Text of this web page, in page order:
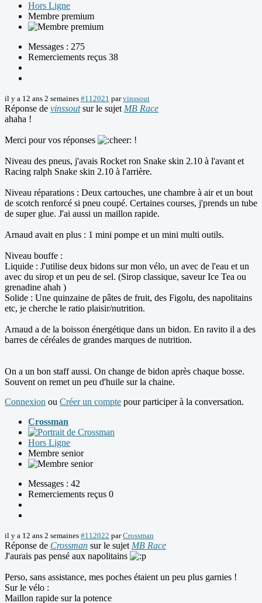
Hors Ligne
Membre premium
Messages : 275
Remerciements reçus 38
il y a 12 ans 2 semaines #112021 parvinssout
Réponse de vinssoutsur le sujet MB Race
ahaha !
Merci pour vos réponses !
Niveau des pneus, j'avais Rocket ron Snake skin 2.10 à l'avant et
Racing ralph Snake skin 2.10 à l'arrière.
Niveau réparations : Deux cartouches, une chambre à air et un bout
de scotch renforcé si pneu coupé. Certaines courses, j'prends un tube
de super glue. J'ai aussi un maillon rapide.
Arnaud avait en plus : 1 mini pompe et un mini multi outils.
Niveau bouffe :
Liquide : J'utilise deux bidons sur mon vélo, un avec de l'eau et un
avec du sirop et un peu de sel. (Sirop classique, saveur Ice Tea ou
grenadine ahah )
Solide : Une quinzaine de pâtes de fruit, des Figolu, des napolitains
etc, je cherche le ratio plaisir/nutrition.
Arnaud a de la boisson énergétique dans un bidon. En ravito il a des
barres de céréales de grandes marques de nutrition.
On a un bon staff aussi. On change de bidon après chaque bosse.
Souvent on remet un peu d'huile sur la chaine.
Connexion ou Créer un compte pour participer à la conversation.
Crossman
Hors Ligne
Membre senior
Messages : 42
Remerciements reçus 0
il y a 12 ans 2 semaines #112022 parCrossman
Réponse de Crossman sur le sujet MB Race
J'aurais pas pensé aux napolitains
Perso, sans assistance, mes poches étaient un peu plus garnies !
Sur le vélo :
Maillon rapide sur la potence